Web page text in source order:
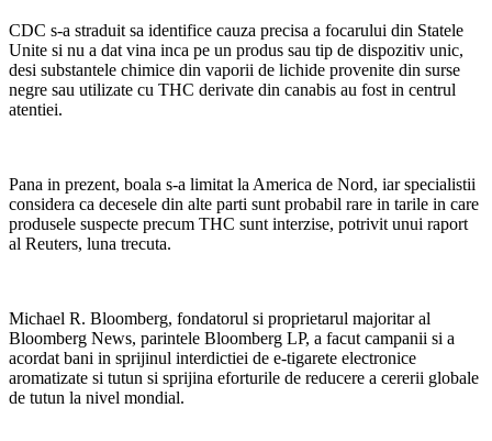
CDC s-a straduit sa identifice cauza precisa a focarului din Statele
Unite si nu a dat vina inca pe un produs sau tip de dispozitiv unic,
desi substantele chimice din vaporii de lichide provenite din surse
negre sau utilizate cu THC derivate din canabis au fost in centrul
atentiei.
Pana in prezent, boala s-a limitat la America de Nord, iar specialistii
considera ca decesele din alte parti sunt probabil rare in tarile in care
produsele suspecte precum THC sunt interzise, ​​potrivit unui raport
al Reuters, luna trecuta.
Michael R. Bloomberg, fondatorul si proprietarul majoritar al
Bloomberg News, parintele Bloomberg LP, a facut campanii si a
acordat bani in sprijinul interdictiei de e-tigarete electronice
aromatizate si tutun si sprijina eforturile de reducere a cererii globale
de tutun la nivel mondial.